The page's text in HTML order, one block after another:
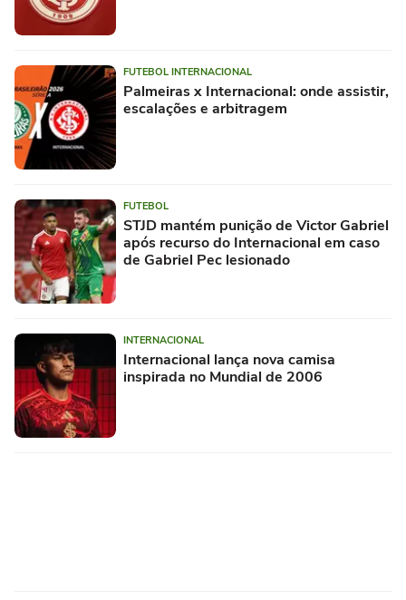
FUTEBOL INTERNACIONAL
Palmeiras x Internacional: onde assistir,
escalações e arbitragem
FUTEBOL
STJD mantém punição de Victor Gabriel
após recurso do Internacional em caso
de Gabriel Pec lesionado
INTERNACIONAL
Internacional lança nova camisa
inspirada no Mundial de 2006